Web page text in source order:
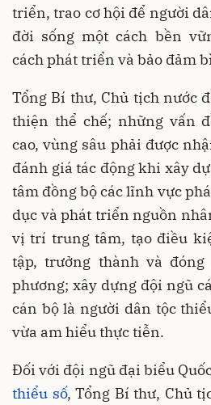
triển, trao cơ hội để người
đời sống một cách bền
cách phát triển và bảo đảm
Tổng Bí thư, Chủ tịch nước
thiện thể chế; những vấn
cao, vùng sâu phải được
đánh giá tác động khi xây
tâm đồng bộ các lĩnh vực
dục và phát triển nguồn
vị trí trung tâm, tạo điều
tập, trưởng thành và
phương; xây dựng đội ngũ
cán bộ là người dân tộc
vừa am hiểu thực tiễn.
Đối với đội ngũ đại biểu
thiểu số, Tổng Bí thư, Chủ